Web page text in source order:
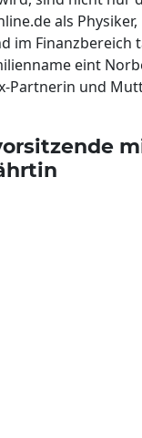
als Physiker,
im Finanzbereich
eint
Partnerin und